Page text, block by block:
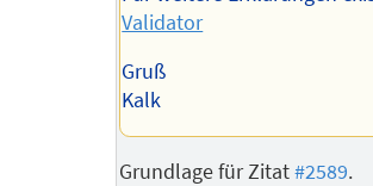
Validator
Gruß
Kalk
Grundlage für Zitat#2589.